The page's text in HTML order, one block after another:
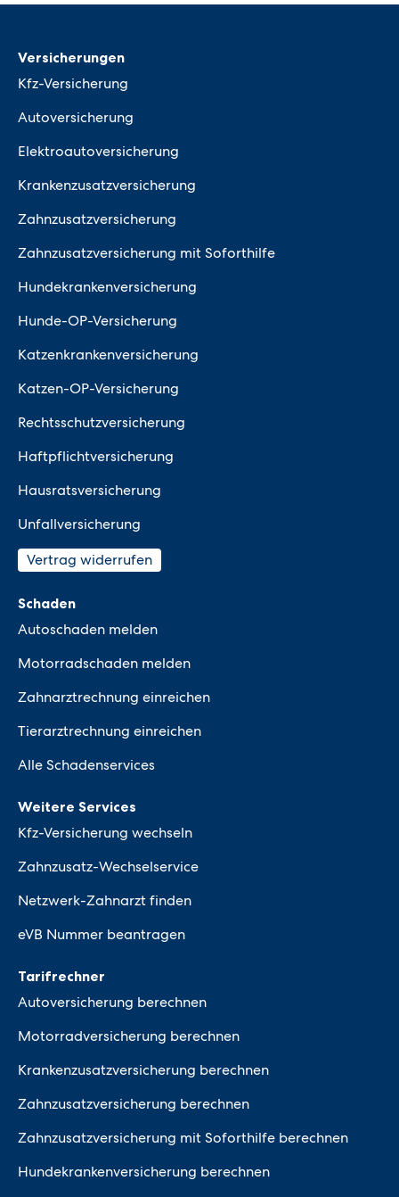
Versicherungen
Kfz-Versicherung
Autoversicherung
Elektroautoversicherung
Krankenzusatzversicherung
Zahnzusatzversicherung
Zahnzusatzversicherung mit Soforthilfe
Hundekrankenversicherung
Hunde-OP-Versicherung
Katzenkrankenversicherung
Katzen-OP-Versicherung
Rechtsschutzversicherung
Haftpflichtversicherung
Hausratsversicherung
Unfallversicherung
Vertrag widerrufen
Schaden
Autoschaden melden
Motorradschaden melden
Zahnarztrechnung einreichen
Tierarztrechnung einreichen
Alle Schadenservices
Weitere Services
Kfz-Versicherung wechseln
Zahnzusatz-Wechselservice
Netzwerk-Zahnarzt finden
eVB Nummer beantragen
Tarifrechner
Autoversicherung berechnen
Motorradversicherung berechnen
Krankenzusatzversicherung berechnen
Zahnzusatzversicherung berechnen
Zahnzusatzversicherung mit Soforthilfe berechnen
Hundekrankenversicherung berechnen